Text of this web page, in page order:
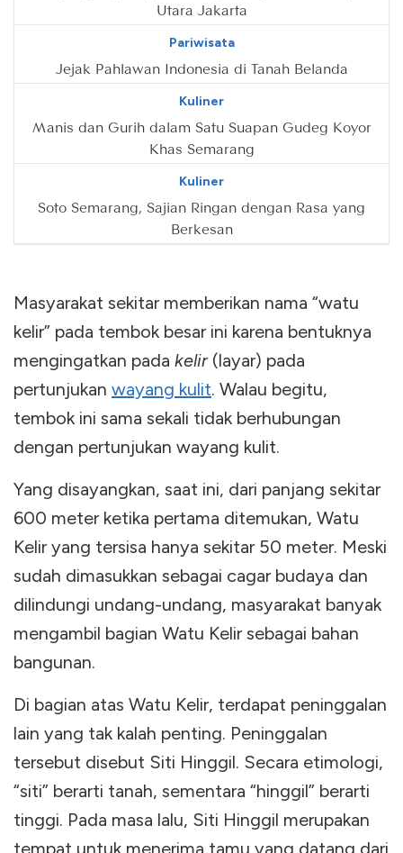
Utara Jakarta
Pariwisata
Jejak Pahlawan Indonesia di Tanah Belanda
Kuliner
Manis dan Gurih dalam Satu Suapan Gudeg Koyor
Khas Semarang
Kuliner
Soto Semarang, Sajian Ringan dengan Rasa yang
Berkesan
Masyarakat sekitar memberikan nama “watu
kelir” pada tembok besar ini karena bentuknya
mengingatkan pada kelir(layar) pada
pertunjukan wayang kulit. Walau begitu,
tembok ini sama sekali tidak berhubungan
dengan pertunjukan wayang kulit.
Yang disayangkan, saat ini, dari panjang sekitar
600 meter ketika pertama ditemukan, Watu
Kelir yang tersisa hanya sekitar 50 meter. Meski
sudah dimasukkan sebagai cagar budaya dan
dilindungi undang-undang, masyarakat banyak
mengambil bagian Watu Kelir sebagai bahan
bangunan.
Di bagian atas Watu Kelir, terdapat peninggalan
lain yang tak kalah penting. Peninggalan
tersebut disebut Siti Hinggil. Secara etimologi,
“siti” berarti tanah, sementara “hinggil” berarti
tinggi. Pada masa lalu, Siti Hinggil merupakan
tempat untuk menerima tamu yang datang dari